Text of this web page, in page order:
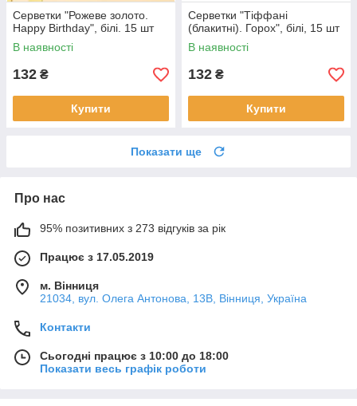
Серветки "Рожеве золото.
Happy Birthday", білі. 15 шт
В наявності
132 ₴
Купити
Серветки "Тіффані
(блакитні). Горох", білі, 15 шт
В наявності
132 ₴
Купити
Показати ще
Про нас
95% позитивних з 273 відгуків за рік
Працює з 17.05.2019
м. Вінниця
21034, вул. Олега Антонова, 13В, Вінниця, Україна
Контакти
Сьогодні працює з 10:00 до 18:00
Показати весь графік роботи